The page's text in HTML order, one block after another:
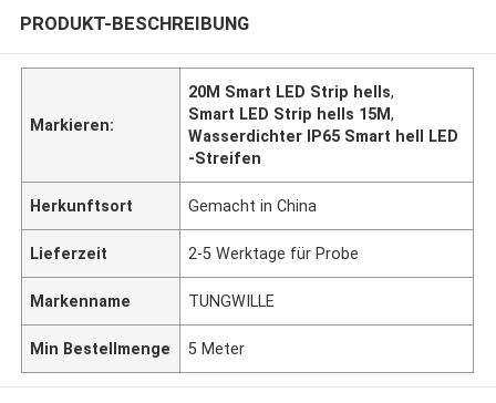
PRODUKT-BESCHREIBUNG
Markieren:
20M Smart LED Strip hells,
Smart LED Strip hells 15M,
Wasserdichter IP65 Smart hell LED
-Streifen
Herkunftsort Gemacht in China
Lieferzeit 2-5 Werktage für Probe
Markenname TUNGWILLE
Min Bestellmenge 5 Meter